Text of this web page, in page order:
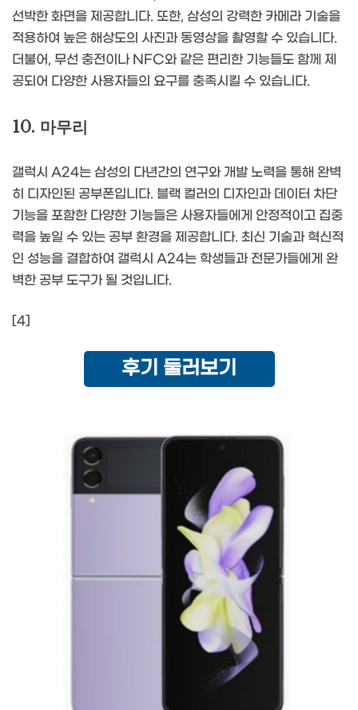
선박한 화면을 제공합니다. 또한, 삼성의 강력한 카메라 기술을
적용하여 높은 해상도의 사진과 동영상을 촬영할 수 있습니다.
더불어, 무선 충전이나 NFC와 같은 편리한 기능들도 함께 제
공되어 다양한 사용자들의 요구를 충족시킬 수 있습니다.
10. 마무리
갤럭시 A24는 삼성의 다년간의 연구와 개발 노력을 통해 완벽
히 디자인된 공부폰입니다. 블랙 컬러의 디자인과 데이터 차단
기능을 포함한 다양한 기능들은 사용자들에게 안정적이고 집중
력을 높일 수 있는 공부 환경을 제공합니다. 최신 기술과 혁신적
인 성능을 결합하여 갤럭시 A24는 학생들과 전문가들에게 완
벽한 공부 도구가 될 것입니다.
[4]
후기 둘러보기